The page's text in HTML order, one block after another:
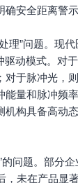
安全距离警示
理”问题。现
驱动模式。对
对于脉冲光，
能量和脉冲频
机构具备高动
的问题。部分
，未在产品显